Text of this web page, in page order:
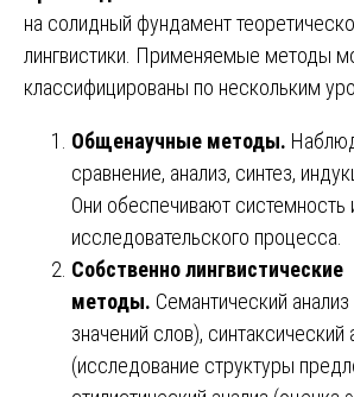
на солидный фундамент
лингвистики. Применяемые методы
классифицированы по нескольким
Общенаучные методы.
сравнение, анализ, синтез,
Они обеспечивают системность
исследовательского процесса.
Собственно лингвистические
методы. Семантический анализ
значений слов), синтаксический
(исследование структуры